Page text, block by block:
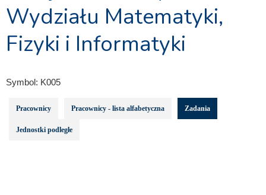
Wydziału Matematyki,
Fizyki i Informatyki
Symbol: K005
Pracownicy Pracownicy - lista alfabetyczna Zadania
Jednostki podległe